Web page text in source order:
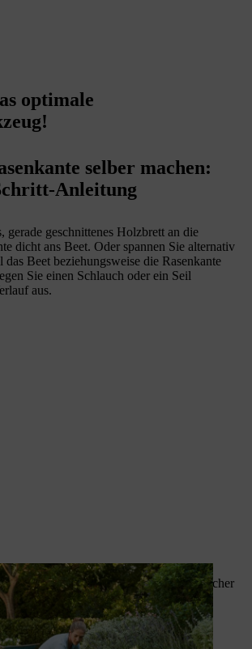
optimale
selber machen:
Anleitung
gerade geschnittenes Holzbrett an die
dicht ans Beet. Oder spannen Sie alternativ
Beet beziehungsweise die Rasenkante
Sie einen Schlauch oder ein Seil
aus.
Spaten oder einem Rasenkantenstecher
Seil entlang durch die Grasnarbe. So
Ihre englische Rasenkante.